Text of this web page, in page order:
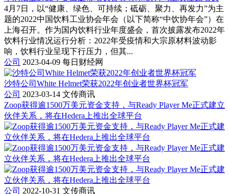
4月7日，以“健康、绿色、可持续；砥砺、聚力、再发力”为主
题的2022中国饮料工业协会年会（以下简称“中饮协年会”）在
上海召开。作为国内饮料行业年度盛会，首次披露发布2022年
饮料行业情况运行分析：2022年受疫情和大宗原材料波动影
响，饮料行业呈现下行压力，但其...
公司 2023-04-09 每日财经网
沙特公司White Helmet荣获2022年创业者世界杯冠军
公司 2023-03-14 文传商讯
Zoop获得逾1500万美元资金支持，与Ready Player Me正式建立
伙伴关系，将在Hedera上推出全球平台
公司 2022-10-31 文传商讯